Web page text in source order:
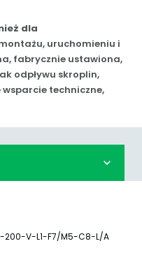
dla
uruchomieniu i
fabrycznie ustawiona,
odpływu skroplin,
wsparcie techniczne,
200-V-L1-F7/M5-C8-L/A